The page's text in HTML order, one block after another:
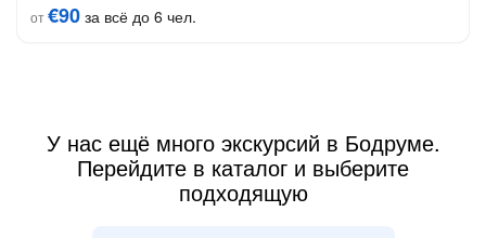
от€90 за всё до 6 чел.
У нас ещё много экскурсий в Бодруме.
Перейдите в каталог и выберите
подходящую